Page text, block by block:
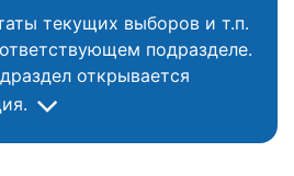
текущих выборов и т.п.
подразделе.
открывается